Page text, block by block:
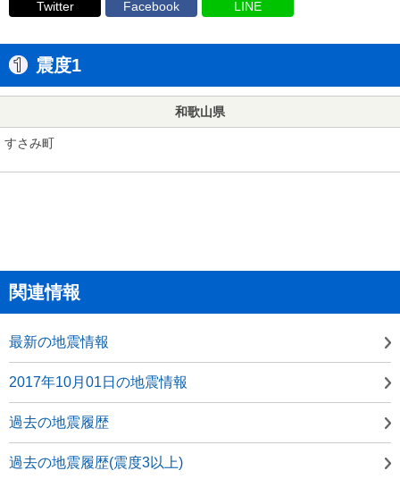
Twitter Facebook LINE
震度1
和歌山県
すさみ町
関連情報
最新の地震情報
2017年10月01日の地震情報
過去の地震履歴
過去の地震履歴(震度3以上)